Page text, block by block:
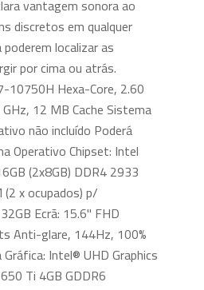
vantagem sonora ao
discretos em qualquer
localizar as
por cima ou atrás.
10750H Hexa-Core, 2.60
12 MB Cache Sistema
não incluído Poderá
Operativo Chipset: Intel
(2x8GB) DDR4 2933
x ocupados) p/
Ecrã: 15.6" FHD
Anti-glare, 144Hz, 100%
Intel® UHD Graphics
Ti 4GB GDDR6